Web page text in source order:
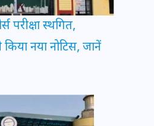
परीक्षा स्थगित,
किया नया नोटिस, जानें